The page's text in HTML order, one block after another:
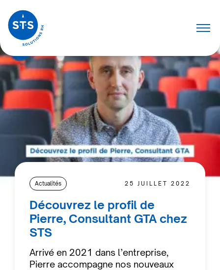
Actualités 25 JUILLET 2022
Découvrez le profil de
Pierre, Consultant GTA chez
STS
Arrivé en 2021 dans l’entreprise,
Pierre accompagne nos nouveaux